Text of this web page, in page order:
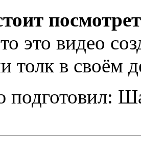
это видео
толк в своём
подготовил: